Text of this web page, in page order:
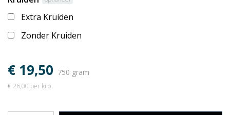
Extra Kruiden
Zonder Kruiden
€ 19,50 750 gram
€ 26,00 per kilo